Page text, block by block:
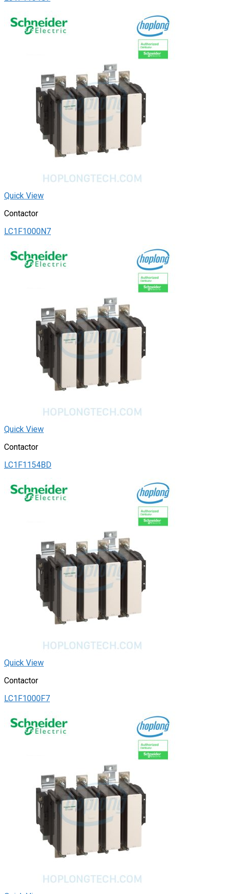
Quick View
Contactor
LC1F1000N7
Quick View
Contactor
LC1F1154BD
Quick View
Contactor
LC1F1000F7